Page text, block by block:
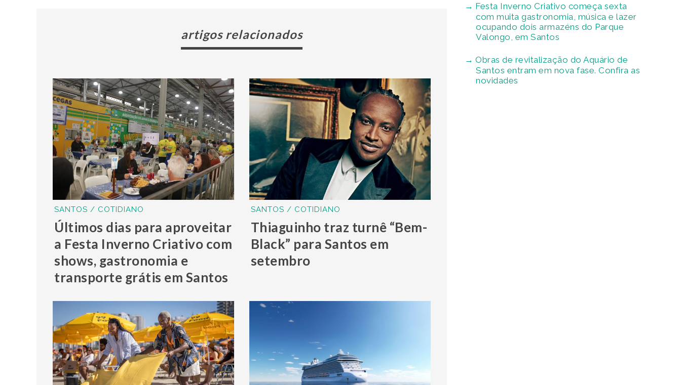
artigos relacionados
SANTOS / COTIDIANO
Últimos dias para aproveitar
a Festa Inverno Criativo com
shows, gastronomia e
transporte grátis em Santos
SANTOS / COTIDIANO
Thiaguinho traz turnê “Bem-
Black” para Santos em
setembro
Festa Inverno Criativo começa sexta
com muita gastronomia, música e lazer
ocupando dois armazéns do Parque
Valongo, em Santos
Obras de revitalização do Aquário de
Santos entram em nova fase. Confira as
novidades